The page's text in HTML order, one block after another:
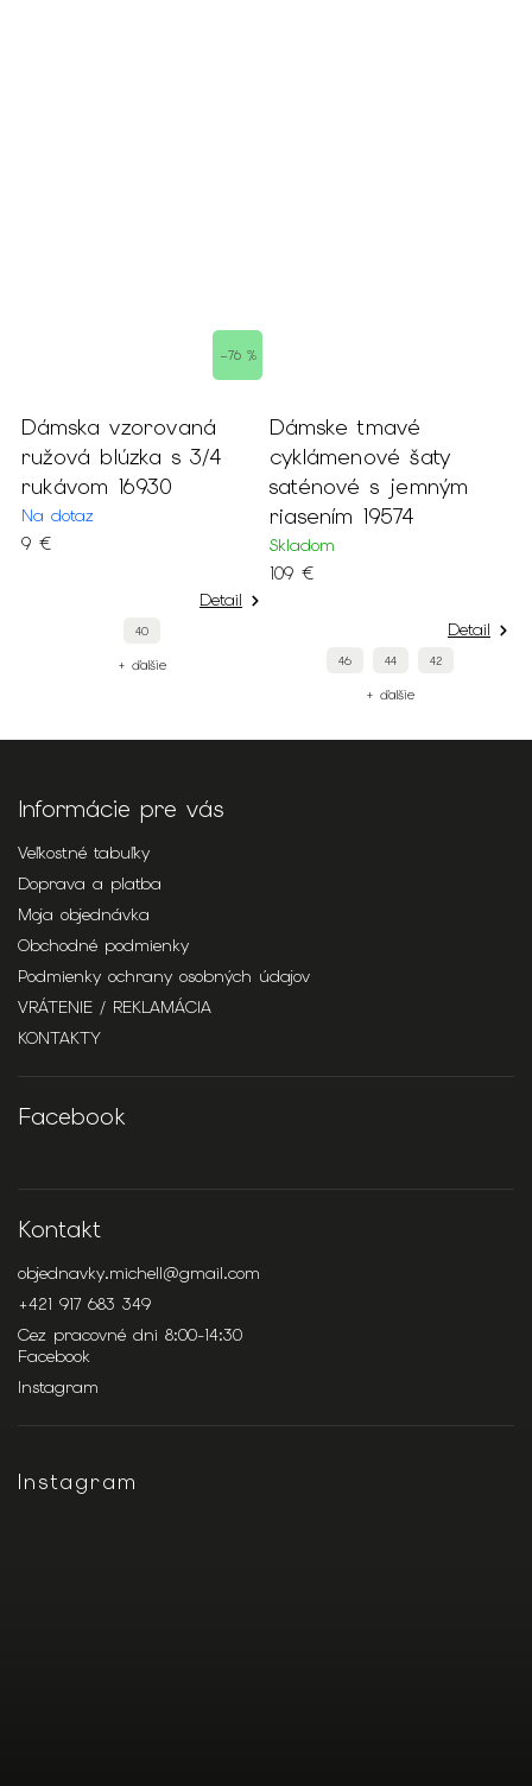
–76 %
Dámska vzorovaná
ružová blúzka s 3/4
rukávom 16930
Na dotaz
9 €
Detail
40
+ ďalšie
Dámske tmavé
cyklámenové šaty
saténové s jemným
riasením 19574
Skladom
109 €
Detail
46 44 42
+ ďalšie
Informácie pre vás
Veľkostné tabuľky
Doprava a platba
Moja objednávka
Obchodné podmienky
Podmienky ochrany osobných údajov
VRÁTENIE / REKLAMÁCIA
KONTAKTY
Facebook
Kontakt
objednavky.michell@gmail.com
+421 917 683 349
Cez pracovné dni 8:00-14:30
Facebook
Instagram
Instagram